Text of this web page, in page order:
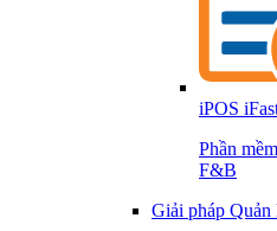
iPOS
Phần
F&B
Giải pháp Quản